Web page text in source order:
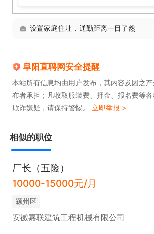
设置家庭住址，通勤距离一目了然
阜阳直聘网安全提醒
本站所有信息均由用户发布，其内容及因之
布者承担；凡收取服装费、押金、报名费等
欺诈嫌疑，请保持警惕。 立即举报 >
相似的职位
厂长（五险）
10000-15000元/月
颍州区
安徽嘉联建筑工程机械有限公司